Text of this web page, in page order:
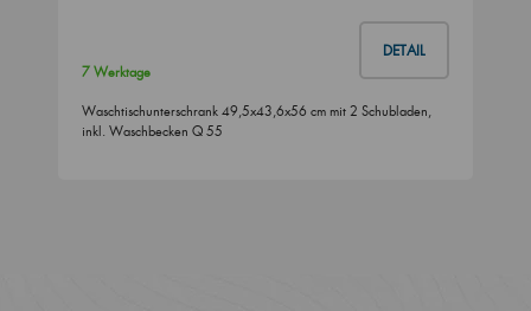
DETAIL
7 Werktage
Waschtischunterschrank 49,5x43,6x56 cm mit 2 Schubladen,
inkl. Waschbecken Q 55